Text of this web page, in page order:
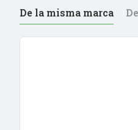
De la misma marca